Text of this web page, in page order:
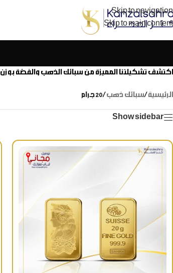
Skip to navigation
Skip to main content
اكتشف تشكيلتنا المميزة من سبائك الذهب والفضة بوزن 20 جرام. خيار مثالي للاستثمار الآمن وحفظ المدخرات، أو كهدية قيمة لمن تحب. منتجاتنا من كنز الصحراء تأتي بضمان الجودة العالية والنقاء.
الرئيسية /سبائك ذهب /20 جرام
Show sidebar